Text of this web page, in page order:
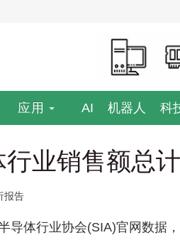
应用 AI 机器人 科
业销售额总
报告
导体行业协会(SIA)官网数据